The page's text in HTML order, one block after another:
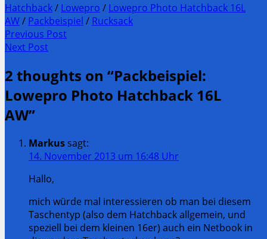
Hatchback/ Lowepro / Lowepro Photo Hatchback 16L
AW/ Packbeispiel / Rucksack
Post
navigation
Previous Post
Previous
Next Post
Post:
2 thoughts on “Packbeispiel:
Lowepro Photo Hatchback 16L
AW”
Markussagt:
14. November 2013 um 16:48 Uhr
Hallo,
mich würde mal interessieren ob man bei diesem
Taschentyp (also dem Hatchback allgemein, und
speziell bei dem kleinen 16er) auch ein Netbook in